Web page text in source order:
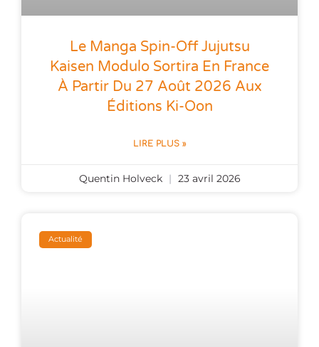
Le Manga Spin-Off Jujutsu
Kaisen Modulo Sortira En France
À Partir Du 27 Août 2026 Aux
Éditions Ki-Oon
LIRE PLUS »
Quentin Holveck 23 avril 2026
Actualité